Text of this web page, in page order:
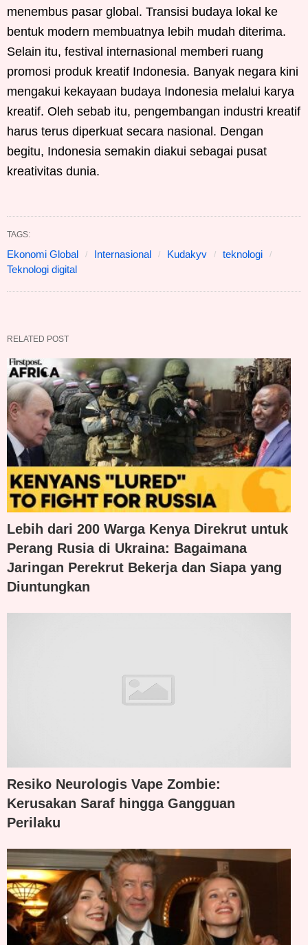
menembus pasar global. Transisi budaya lokal ke
bentuk modern membuatnya lebih mudah diterima.
Selain itu, festival internasional memberi ruang
promosi produk kreatif Indonesia. Banyak negara kini
mengakui kekayaan budaya Indonesia melalui karya
kreatif. Oleh sebab itu, pengembangan industri kreatif
harus terus diperkuat secara nasional. Dengan
begitu, Indonesia semakin diakui sebagai pusat
kreativitas dunia.
TAGS:
Ekonomi Global Internasional Kudakyv
teknologi
Teknologi digital
RELATED POST
Lebih dari 200 Warga Kenya Direkrut untuk
Perang Rusia di Ukraina: Bagaimana
Jaringan Perekrut Bekerja dan Siapa yang
Diuntungkan
Resiko Neurologis Vape Zombie:
Kerusakan Saraf hingga Gangguan
Perilaku